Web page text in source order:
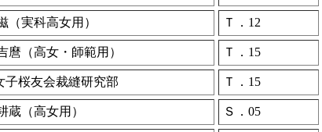
（実科高女用） Ｔ．12
麿（高女・師範用） Ｔ．15
子桜友会裁縫研究部 Ｔ．15
蔵（高女用） Ｓ．05